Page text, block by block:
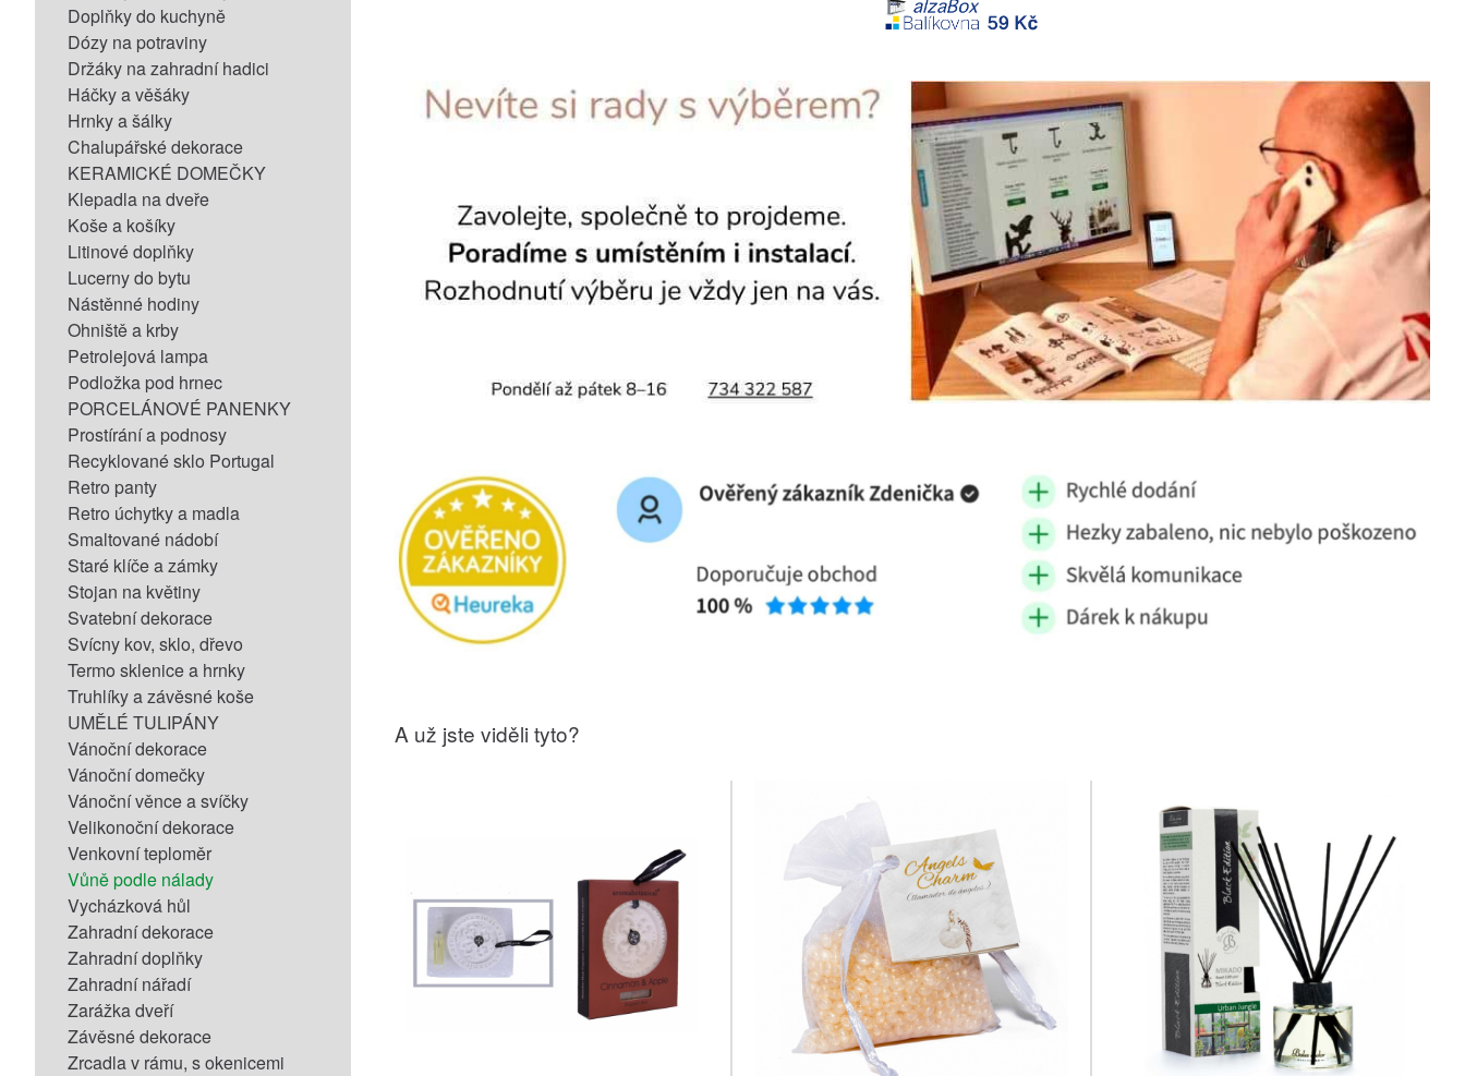
Doplňky do kuchyně
Dózy na potraviny
Držáky na zahradní hadici
Háčky a věšáky
Hrnky a šálky
Chalupářské dekorace
KERAMICKÉ DOMEČKY
Klepadla na dveře
Koše a košíky
Litinové doplňky
Lucerny do bytu
Nástěnné hodiny
Ohniště a krby
Petrolejová lampa
Podložka pod hrnec
PORCELÁNOVÉ PANENKY
Prostírání a podnosy
Recyklované sklo Portugal
Retro panty
Retro úchytky a madla
Smaltované nádobí
Staré klíče a zámky
Stojan na květiny
Svatební dekorace
Svícny kov, sklo, dřevo
Termo sklenice a hrnky
Truhlíky a závěsné koše
UMĚLÉ TULIPÁNY
Vánoční dekorace
Vánoční domečky
Vánoční věnce a svíčky
Velikonoční dekorace
Venkovní teploměr
Vůně podle nálady
Vycházková hůl
Zahradní dekorace
Zahradní doplňky
Zahradní nářadí
Zarážka dveří
Závěsné dekorace
Zrcadla v rámu, s okenicemi
A už jste viděli tyto?